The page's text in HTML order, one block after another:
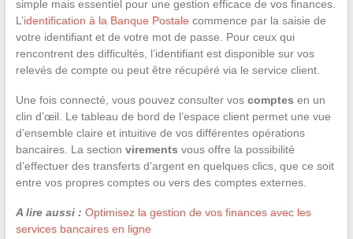
simple mais essentiel pour une gestion efficace de vos finances.
L’identification à la Banque Postale commence par la saisie de
votre identifiant et de votre mot de passe. Pour ceux qui
rencontrent des difficultés, l’identifiant est disponible sur vos
relevés de compte ou peut être récupéré via le service client.
Une fois connecté, vous pouvez consulter vos comptes en un
clin d’œil. Le tableau de bord de l’espace client permet une vue
d’ensemble claire et intuitive de vos différentes opérations
bancaires. La section virements vous offre la possibilité
d’effectuer des transferts d’argent en quelques clics, que ce soit
entre vos propres comptes ou vers des comptes externes.
A lire aussi : Optimisez la gestion de vos finances avec les
services bancaires en ligne